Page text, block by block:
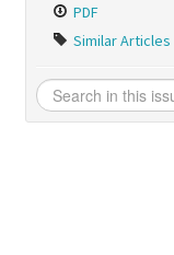
PDF
Similar Articles